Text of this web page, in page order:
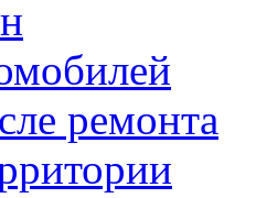
ремонта